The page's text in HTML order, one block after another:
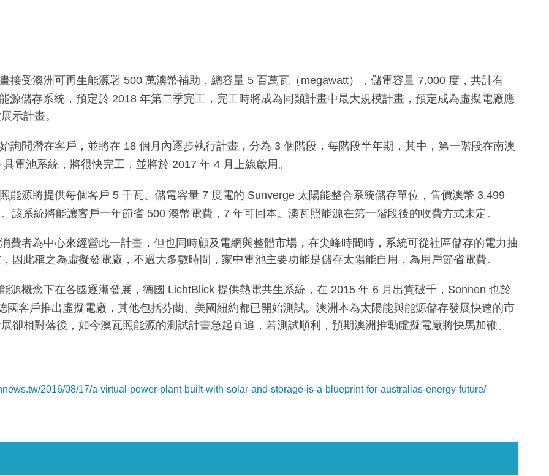
接受澳洲可再生能源署 500 萬澳幣補助，總容量 5 百萬瓦（ megawatt），儲電容量 7,000 度，共計有
源儲存系統，預定於 2018 年第二季完工，完工時將成為同類計畫中最大規模計畫，預定成為虛擬電廠應
示計畫。
詢問潛在客戶，並將在 18 個月內逐步執行計畫，分為 3 個階段，每階段半年期，其中，第一階段在南澳
具電池系統，將很快完工，並將於 2017 年 4 月上線啟用。
能源將提供每個客戶 5 千瓦、儲電容量 7 度電的 Sunverge 太陽能整合系統儲存單位，售價澳幣 3,499
該系統將能讓客戶一年節省 500 澳幣電費， 7 年可回本。澳瓦照能源在第一階段後的收費方式未定。
費者為中心來經營此一計畫，但也同時顧及電網與整體市場，在尖峰時間時，系統可從社區儲存的電力抽
因此稱之為虛擬發電廠，不過大多數時間，家中電池主要功能是儲存太陽能自用，為用戶節省電費。
源概念下在各國逐漸發展，德國 LichtBlick 提供熱電共生系統，在 2015 年 6 月出貨破千， Sonnen 也於
國客戶推出虛擬電廠，其他包括芬蘭、美國紐約都已開始測試。澳洲本為太陽能與能源儲存發展快速的市
卻相對落後，如今澳瓦照能源的測試計畫急起直追，若測試順利，預期澳洲推動虛擬電廠將快馬加鞭。
2016/08/17/a-virtual-power-plant-built-with-solar-and-storage-is-a-blueprint-for-australias-energy-future/